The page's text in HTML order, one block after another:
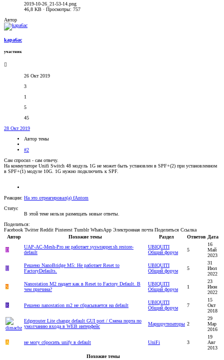
2019-10-26_21-53-14.png
46,8 KB · Просмотры: 757
Автор
kapa6ac
участник
26 Окт 2019
3
1
5
45
28 Окт 2019
Автор темы
#2
Сам спросил - сам отвечу.
На коммутаторе Unifi Switch 48 модуль 1G не может быть установлен в SPF+(2) при установленном
в SPF+(1) модуле 10G. 1G нужно подключить к SPF.
Реакции: На это отреагировал(а) fAntom
Статус
В этой теме нельзя размещать новые ответы.
Поделиться:
Facebook Twitter Reddit Pinterest Tumblr WhatsApp Электронная почта Поделиться Ссылка
Автор
Похожие темы Раздел Ответов Дата
D
UAP-AC-Mesh-Pro не работает syswrapper.sh restore-
default
UBIQUITI
Общий форум
5
16
Май
2023
U
Решено NanoBridge M5: Не работает Reset to
FactoryDefaults.
UBIQUITI
Общий форум
5
31
Июл
2022
S
Nanostation M2 падает как в Reset to Factory Default. В
чем причина?
UBIQUITI
Общий форум
1
23
Июн
2022
R Решено nanostation m2 не сбрасывается на default
UBIQUITI
Общий форум
7
15
Окт
2018
Edgerouter Lite change default GUI port / Смена порта по
умолчанию входа в WEB интерфейс
Маршрутизаторы 2
29
Мар
2016
А не могу сбросить unify в default UniFi 3
19
Авг
2013
Похожие темы